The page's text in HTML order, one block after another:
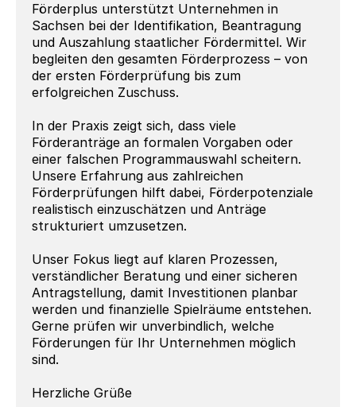
Förderplus unterstützt Unternehmen in
Sachsen bei der Identifikation, Beantragung
und Auszahlung staatlicher Fördermittel. Wir
begleiten den gesamten Förderprozess – von
der ersten Förderprüfung bis zum
erfolgreichen Zuschuss.
In der Praxis zeigt sich, dass viele
Förderanträge an formalen Vorgaben oder
einer falschen Programmauswahl scheitern.
Unsere Erfahrung aus zahlreichen
Förderprüfungen hilft dabei, Förderpotenziale
realistisch einzuschätzen und Anträge
strukturiert umzusetzen.
Unser Fokus liegt auf klaren Prozessen,
verständlicher Beratung und einer sicheren
Antragstellung, damit Investitionen planbar
werden und finanzielle Spielräume entstehen.
Gerne prüfen wir unverbindlich, welche
Förderungen für Ihr Unternehmen möglich
sind.
Herzliche Grüße